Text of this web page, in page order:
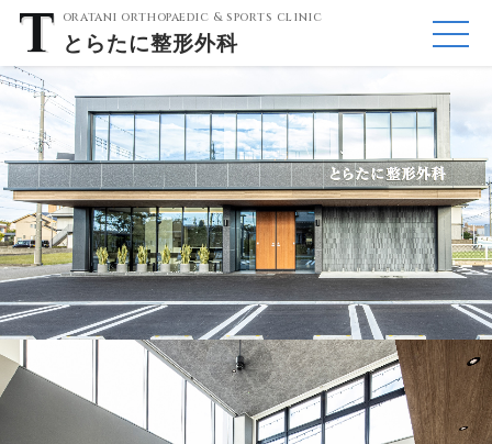
oratani orthopaedic & sports clinic
とらたに整形外科
ME